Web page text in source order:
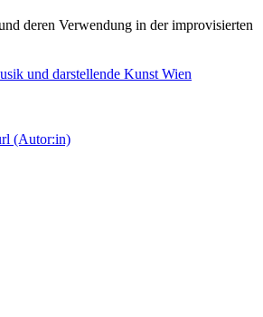
deren Verwendung in der improvisierten
und darstellende Kunst Wien
(Autor:in)